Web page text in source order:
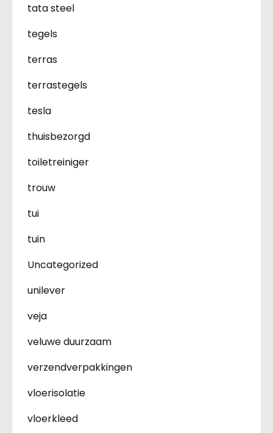
tata steel
tegels
terras
terrastegels
tesla
thuisbezorgd
toiletreiniger
trouw
tui
tuin
Uncategorized
unilever
veja
veluwe duurzaam
verzendverpakkingen
vloerisolatie
vloerkleed